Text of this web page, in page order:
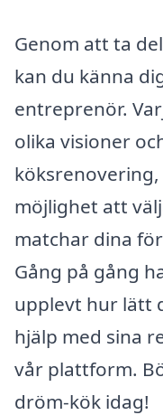
Genom att ta
kan du känna
entreprenör.
olika visioner
möjlighet att
matchar dina
Gång på gång
upplevt hur lätt
hjälp med sina
vår plattform.
dröm-kök idag!